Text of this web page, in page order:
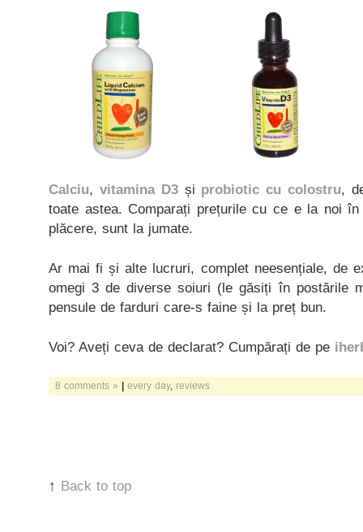
Calciu, vitamina D3și probiotic cu colostru,
toate astea. Comparați prețurile cu ce e la noi
plăcere, sunt la jumate.
Ar mai fi și alte lucruri, complet neesențiale, de
omegi 3 de diverse soiuri (le găsiți în postările
pensule de farduri care-s faine și la preț bun.
Voi? Aveți ceva de declarat? Cumpărați de pe
8 comments » | every day, reviews
↑ Back to top